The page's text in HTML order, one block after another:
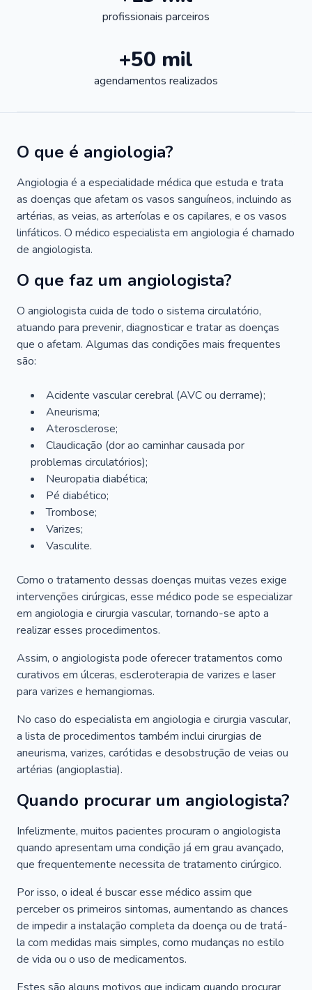
profissionais parceiros
+50 mil
agendamentos realizados
O que é angiologia?
Angiologia é a especialidade médica que estuda e trata
as doenças que afetam os vasos sanguíneos, incluindo as
artérias, as veias, as arteríolas e os capilares, e os vasos
linfáticos. O médico especialista em angiologia é chamado
de angiologista.
O que faz um angiologista?
O angiologista cuida de todo o sistema circulatório,
atuando para prevenir, diagnosticar e tratar as doenças
que o afetam. Algumas das condições mais frequentes
são:
Acidente vascular cerebral (AVC ou derrame);
Aneurisma;
Aterosclerose;
Claudicação (dor ao caminhar causada por
problemas circulatórios);
Neuropatia diabética;
Pé diabético;
Trombose;
Varizes;
Vasculite.
Como o tratamento dessas doenças muitas vezes exige
intervenções cirúrgicas, esse médico pode se especializar
em angiologia e cirurgia vascular, tornando-se apto a
realizar esses procedimentos.
Assim, o angiologista pode oferecer tratamentos como
curativos em úlceras, escleroterapia de varizes e laser
para varizes e hemangiomas.
No caso do especialista em angiologia e cirurgia vascular,
a lista de procedimentos também inclui cirurgias de
aneurisma, varizes, carótidas e desobstrução de veias ou
artérias (angioplastia).
Quando procurar um angiologista?
Infelizmente, muitos pacientes procuram o angiologista
quando apresentam uma condição já em grau avançado,
que frequentemente necessita de tratamento cirúrgico.
Por isso, o ideal é buscar esse médico assim que
perceber os primeiros sintomas, aumentando as chances
de impedir a instalação completa da doença ou de tratá-
la com medidas mais simples, como mudanças no estilo
de vida ou o uso de medicamentos.